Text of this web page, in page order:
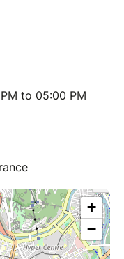
to 05:00 PM
+
−